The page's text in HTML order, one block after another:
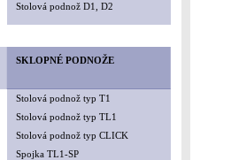
Stolová podnož D1, D2
SKLOPNÉ PODNOŽE
Stolová podnož typ T1
Stolová podnož typ TL1
Stolová podnož typ CLICK
Spojka TL1-SP